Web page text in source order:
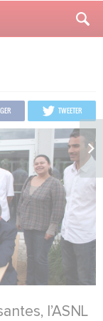
TWEETER
l’ASNL